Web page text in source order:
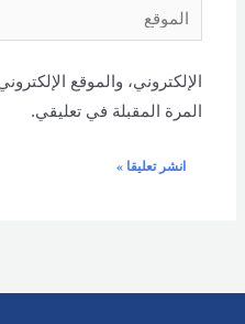
الموقع
الإلكتروني، والموقع
المرة المقبلة في تعليقي.